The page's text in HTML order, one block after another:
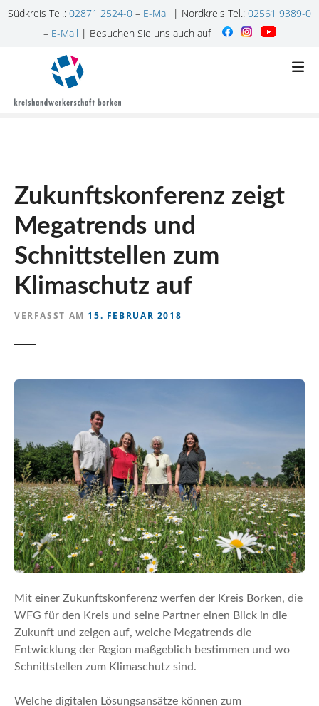
Südkreis Tel.: 02871 2524-0 – E-Mail | Nordkreis Tel.: 02561 9389-0
– E-Mail | Besuchen Sie uns auch auf
Zukunftskonferenz zeigt
Megatrends und
Schnittstellen zum
Klimaschutz auf
VERFASST AM 15. FEBRUAR 2018
Mit einer Zukunftskonferenz werfen der Kreis Borken, die
WFG für den Kreis und seine Partner einen Blick in die
Zukunft und zeigen auf, welche Megatrends die
Entwicklung der Region maßgeblich bestimmen und wo
Schnittstellen zum Klimaschutz sind.
Welche digitalen Lösungsansätze können zum